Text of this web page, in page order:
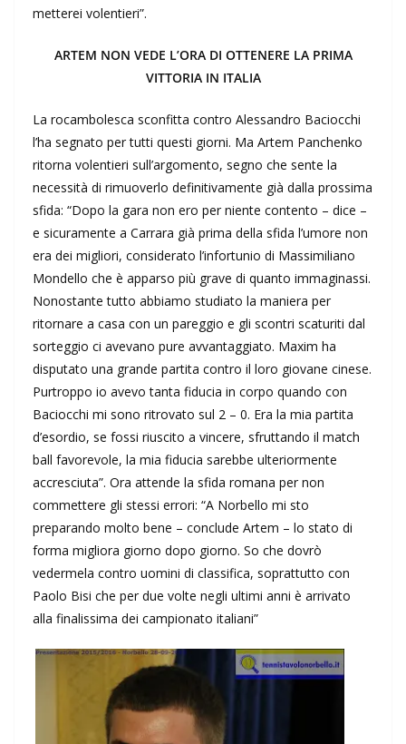
metterei volentieri”.
ARTEM NON VEDE L’ORA DI OTTENERE LA PRIMA
VITTORIA IN ITALIA
La rocambolesca sconfitta contro Alessandro Baciocchi
l’ha segnato per tutti questi giorni. Ma Artem Panchenko
ritorna volentieri sull’argomento, segno che sente la
necessità di rimuoverlo definitivamente già dalla prossima
sfida: “Dopo la gara non ero per niente contento – dice –
e sicuramente a Carrara già prima della sfida l’umore non
era dei migliori, considerato l’infortunio di Massimiliano
Mondello che è apparso più grave di quanto immaginassi.
Nonostante tutto abbiamo studiato la maniera per
ritornare a casa con un pareggio e gli scontri scaturiti dal
sorteggio ci avevano pure avvantaggiato. Maxim ha
disputato una grande partita contro il loro giovane cinese.
Purtroppo io avevo tanta fiducia in corpo quando con
Baciocchi mi sono ritrovato sul 2 – 0. Era la mia partita
d’esordio, se fossi riuscito a vincere, sfruttando il match
ball favorevole, la mia fiducia sarebbe ulteriormente
accresciuta”. Ora attende la sfida romana per non
commettere gli stessi errori: “A Norbello mi sto
preparando molto bene – conclude Artem – lo stato di
forma migliora giorno dopo giorno. So che dovrò
vedermela contro uomini di classifica, soprattutto con
Paolo Bisi che per due volte negli ultimi anni è arrivato
alla finalissima dei campionato italiani”